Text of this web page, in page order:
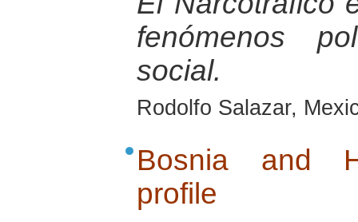
fenómenos
social.
Rodolfo Salazar,
Bosnia and
profile